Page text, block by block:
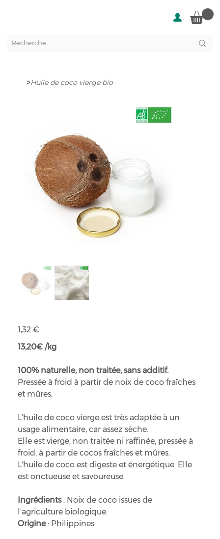
>Huile de coco vierge bio
Prix
1,32 €
13,20€ /kg
100% naturelle, non traitée, sans additif.
Pressée à froid à partir de noix de coco fraîches
et mûres.
L'huile de coco vierge est très adaptée à un
usage alimentaire, car assez sèche.
Elle est vierge, non traitée ni raffinée, pressée à
froid, à partir de cocos fraîches et mûres.
L'huile de coco est digeste et énergétique. Elle
est onctueuse et savoureuse.
Ingrédients : Noix de coco issues de
l'agriculture biologique.
Origine: Philippines.